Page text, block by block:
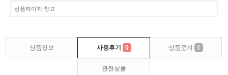
상품페이지 참고
상품정보 사용후기 0 상품문의 0
관련상품